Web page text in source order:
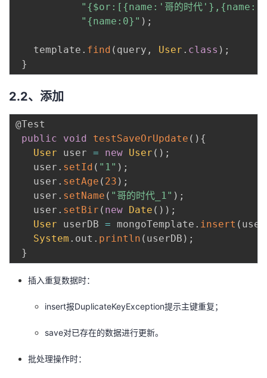
"{$or:[{name:'哥的时代'},{name:'
"{name:0}" ) ;
   template
. find ( query , User . class ) ;
}
2.2、添加
@Test
public
void testSaveOrUpdate ( ) {
User user = new User ( ) ;
   user
. setId ( "1" ) ;
   user
. setAge ( 23 ) ;
   user
. setName ( "哥的时代_1" ) ;
   user
. setBir ( new Date ( ) ) ;
User userDB = mongoTemplate . insert ( user
System . out . println ( userDB ) ;
}
插入重复数据时：
insert报DuplicateKeyException提示主键重复；
save对已存在的数据进行更新。
批处理操作时：